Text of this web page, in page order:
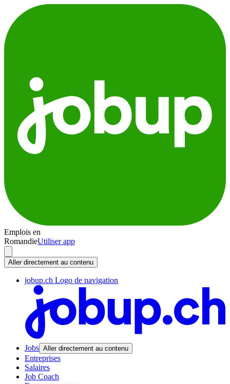
Emplois en
RomandieUtiliser app
Aller directement au contenu
jobup.ch Logo de navigation
Jobs Aller directement au contenu
Entreprises
Salaires
Job Coach